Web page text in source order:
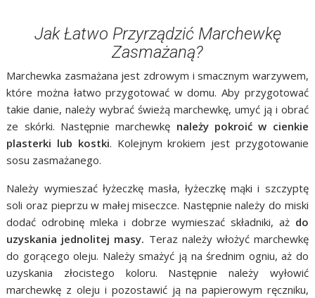
Jak Łatwo Przyrządzić Marchewkę
Zasmażaną?
Marchewka zasmażana jest zdrowym i smacznym warzywem,
które można łatwo przygotować w domu. Aby przygotować
takie danie, należy wybrać świeżą marchewkę, umyć ją i obrać
ze skórki. Następnie marchewkę należy pokroić w cienkie
plasterki lub kostki. Kolejnym krokiem jest przygotowanie
sosu zasmażanego.
Należy wymieszać łyżeczkę masła, łyżeczkę mąki i szczyptę
soli oraz pieprzu w małej miseczce. Następnie należy do miski
dodać odrobinę mleka i dobrze wymieszać składniki, ażdo
uzyskania jednolitej masy. Teraz należy włożyć marchewkę
do gorącego oleju. Należy smażyć ją na średnim ogniu, aż do
uzyskania złocistego koloru. Następnie należy wyłowić
marchewkę z oleju i pozostawić ją na papierowym ręczniku,